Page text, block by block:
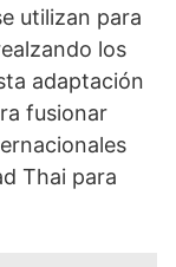
utilizan para
los
adaptación
fusionar
Thai para